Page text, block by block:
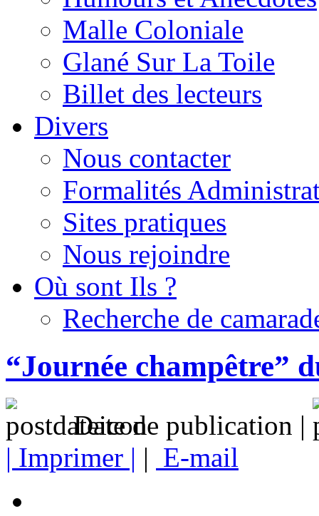
Malle Coloniale
Glané Sur La Toile
Billet des lecteurs
Divers
Nous contacter
Formalités
Sites pratiques
Nous rejoindre
Où sont Ils ?
Recherche de
“Journée champêtre”
Date de publication |
| Imprimer | | E-mail